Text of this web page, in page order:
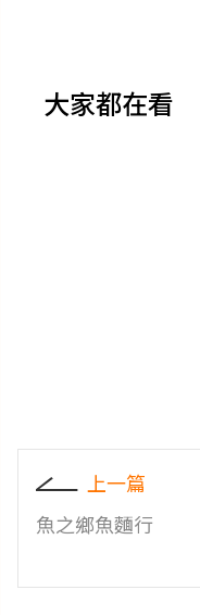
大家都在看
上一篇
魚之鄉魚麵行